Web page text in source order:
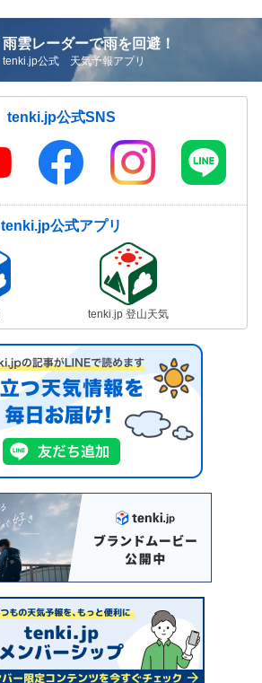
雨雲レーダーで雨を回避！
tenki.jp公式 天気予報アプリ
tenki.jp公式SNS
tenki.jp公式アプリ
tenki.jp 登山天気